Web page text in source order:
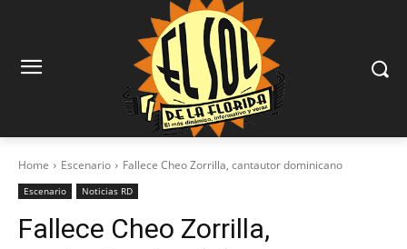
Home Escenario Fallece Cheo Zorrilla, cantautor dominicano
Escenario Noticias RD
Fallece Cheo Zorrilla,